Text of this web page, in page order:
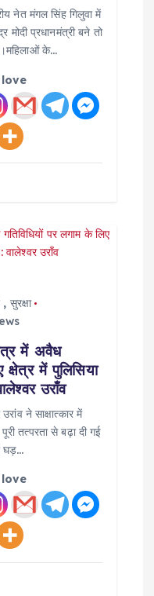
नेत मंगल सिंह गिलुवा में
मोदी प्रधानमंत्री बने तो
।महिलाओं के…
, सुरक्षा
में अवैध
क्षेत्र में पुलिसिया
उराँव
ने साक्षात्कार में
तत्परता से बढ़ा दी गई
घड़…